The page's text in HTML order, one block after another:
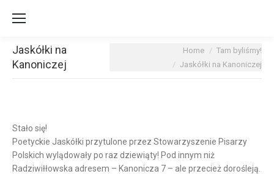
Jaskółki na
Kanoniczej
Home
Tam byliśmy!
Jaskółki na Kanoniczej
Stało się!
Poetyckie Jaskółki przytulone przez Stowarzyszenie Pisarzy
Polskich wylądowały po raz dziewiąty! Pod innym niż
Radziwiłłowska adresem – Kanonicza 7 – ale przecież dorośleją.